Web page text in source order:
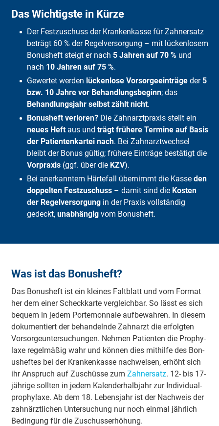
Wie hoch ist der Zuschuss?
Was passiert, wenn ein Jahr im Bonusheft fehlt?
Häufige Fragen
Fazit
Das Wichtigste in Kürze
Der Festzuschuss der Krankenkasse für Zahnersatz
beträgt 60 % der Regelversorgung – mit lückenlosem
Bonusheft steigt er nach 5 Jahren auf 70 %und
nach 10 Jahren auf 75 %.
Gewertet werden lückenlose Vorsorgeeinträgeder 5
bzw. 10 Jahre vor Behandlungsbeginn; das
Behandlungsjahr selbst zählt nicht.
Bonusheft verloren?Die Zahnarztpraxis stellt ein
neues Heftaus und trägt frühere Termine auf Basis
der Patientenkartei nach. Bei Zahnarztwechsel
bleibt der Bonus gültig; frühere Einträge bestätigt die
Vorpraxis(ggf. über die KZV).
Bei anerkanntem Härtefall übernimmt die Kasse den
doppelten Festzuschuss– damit sind die Kosten
der Regelversorgungin der Praxis vollständig
gedeckt, unabhängigvom Bonusheft.
Was ist das Bon­us­heft?
Das Bon­us­heft ist ein klei­nes Falt­blatt und vom For­mat
her dem ei­ner Scheck­kar­te ver­gleich­bar. So lässt es sich
be­quem in je­dem Port­e­mon­naie auf­be­wah­ren. In diesem
do­ku­men­tiert der be­han­deln­de Zahn­arzt die er­folg­ten
Vor­sor­ge­un­ter­su­chun­gen. Neh­men Pa­tien­ten die Pro­phy­
la­xe re­gel­mä­ßig wahr und kön­nen dies mit­hil­fe des Bon­
us­hef­tes bei der Krank­en­kasse nach­wei­sen, er­höht sich
ihr An­spruch auf Zu­schüs­se zum Zahn­ersatz. 12- bis 17-
jäh­ri­ge soll­ten in je­dem Ka­len­der­halb­jahr zur In­di­vi­dual­
pro­phy­la­xe. Ab dem 18. Le­bens­jahr ist der Nach­weis der
zahn­ärzt­li­chen Un­ter­su­chung nur noch ein­mal jähr­lich
Be­din­gung für die Zu­schuss­er­hö­hung.